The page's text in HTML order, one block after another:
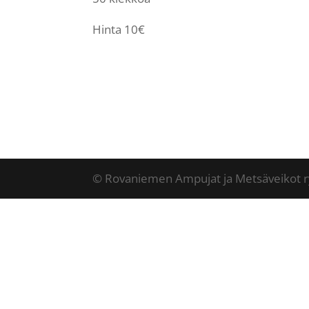
Hinta 10€
© Rovaniemen Ampujat ja Metsäveikot